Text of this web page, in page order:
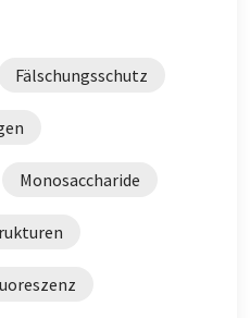
Fälschungsschutz
Monosaccharide